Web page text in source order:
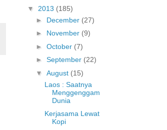
▼ 2013 (185)
► December (27)
► November (9)
► October (7)
► September (22)
▼ August (15)
Laos : Saatnya
Menggenggam
Dunia
Kerjasama Lewat
Kopi